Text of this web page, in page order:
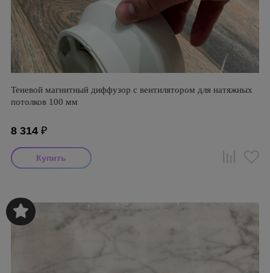
Теневой магнитный диффузор с вентилятором для натяжных
потолков 100 мм
8 314 ₽